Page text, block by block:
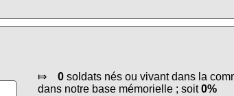
⤇ 0 soldats nés ou vivant dans la
dans notre base mémorielle ; soit0%